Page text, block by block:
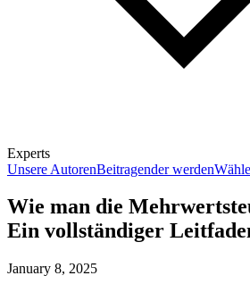
Experts
Unsere AutorenBeitragender werden
Wie man die
Ein vollständiger
January 8, 2025